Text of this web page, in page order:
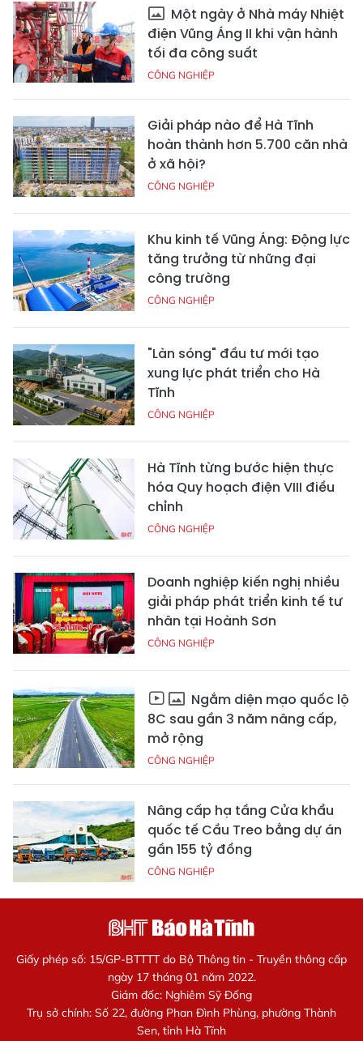
Một ngày ở Nhà máy Nhiệt
điện Vũng Áng II khi vận hành
tối đa công suất
CÔNG NGHIỆP
Giải pháp nào để Hà Tĩnh
hoàn thành hơn 5.700 căn nhà
ở xã hội?
CÔNG NGHIỆP
Khu kinh tế Vũng Áng: Động lực
tăng trưởng từ những đại
công trường
CÔNG NGHIỆP
"Làn sóng" đầu tư mới tạo
xung lực phát triển cho Hà
Tĩnh
CÔNG NGHIỆP
Hà Tĩnh từng bước hiện thực
hóa Quy hoạch điện VIII điều
chỉnh
CÔNG NGHIỆP
Doanh nghiệp kiến nghị nhiều
giải pháp phát triển kinh tế tư
nhân tại Hoành Sơn
CÔNG NGHIỆP
Ngắm diện mạo quốc lộ
8C sau gần 3 năm nâng cấp,
mở rộng
CÔNG NGHIỆP
Nâng cấp hạ tầng Cửa khẩu
quốc tế Cầu Treo bằng dự án
gần 155 tỷ đồng
CÔNG NGHIỆP
Giấy phép số: 15/GP-BTTTT do Bộ Thông tin - Truyền thông cấp
ngày 17 tháng 01 năm 2022.
Giám đốc: Nghiêm Sỹ Đống
Trụ sở chính: Số 22, đường Phan Đình Phùng, phường Thành
Sen, tỉnh Hà Tĩnh